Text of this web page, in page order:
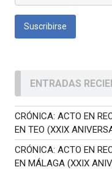
ENTRADAS
CRÓNICA: ACTO EN
EN TEO (XXIX
CRÓNICA: ACTO EN
EN MÁLAGA (XXIX